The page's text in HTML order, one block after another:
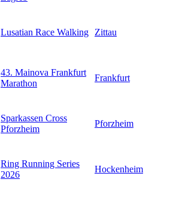
Lusatian Race Walking Zittau
43. Mainova Frankfurt
Marathon
Frankfurt
Sparkassen Cross
Pforzheim
Pforzheim
Ring Running Series
2026
Hockenheim